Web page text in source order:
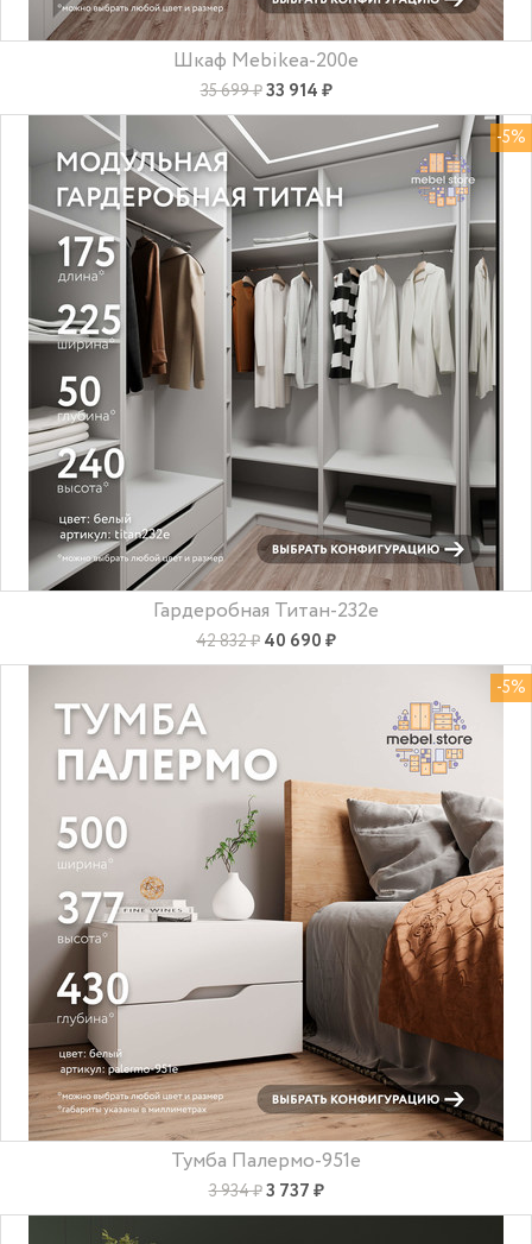
Шкаф Mebikea-200e
35 699 ₽33 914 ₽
Гардеробная Титан-232e
42 832 ₽ 40 690 ₽
-5%
Тумба Палермо-951e
3 934 ₽3 737 ₽
-5%